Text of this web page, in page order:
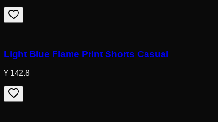
Light Blue Flame Print Shorts Casual
¥ 142.8